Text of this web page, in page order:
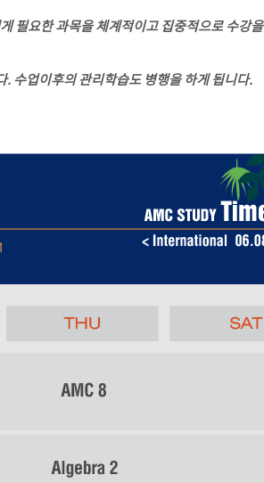
필요한 과목을 체계적이고 집중적으로 수강을
. 수업이후의 관리학습도 병행을 하게 됩니다.